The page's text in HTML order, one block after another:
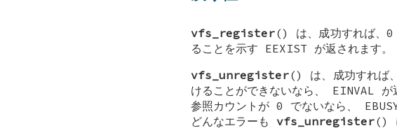
vfs_register() は、成功すれば、0
ることを示す EEXIST が返されます。
vfs_unregister() は、成功すれば
けることができないなら、 EINVAL が
参照カウントが 0 でないなら、
どんなエラーも vfs_unregister()